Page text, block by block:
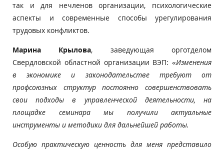
так и для нечленов организации, психологические
аспекты и современные способы урегулирования
трудовых конфликтов.
Марина Крылова, заведующая орготделом
Свердловской областной организации ВЭП: «Изменения
в экономике и законодательстве требуют от
профсоюзных структур постоянно совершенствовать
свои подходы в управленческой деятельности, на
площадке семинара мы получили актуальные
инструменты и методики для дальнейшей работы.
Особую практическую ценность для меня представило